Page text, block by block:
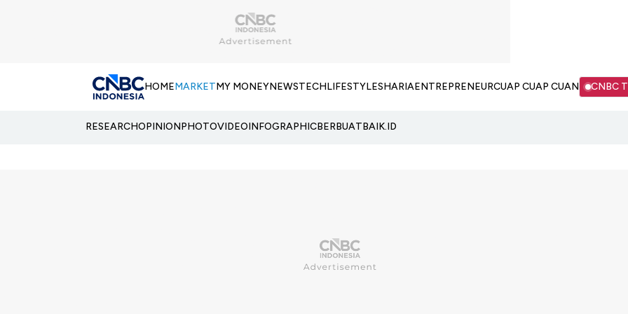
HOMEMARKETMY MONEYNEWSTECHLIFESTYLESHARIAENTREPRENEURCUAP CUAP CUAN CNBC
RESEARCHOPINIONPHOTOVIDEOINFOGRAPHICBERBUATBAIK.ID